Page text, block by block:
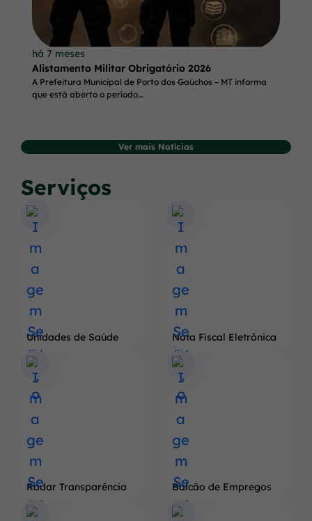
há 7 meses
Alistamento Militar Obrigatório 2026
A Prefeitura Municipal de Porto dos Gaúchos – MT informa
que está aberto o período…
Ver mais Notícias
Serviços
Unidades de Saúde Nota Fiscal Eletrônica
Radar Transparência Balcão de Empregos